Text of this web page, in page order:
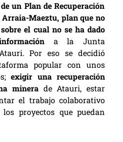
un Plan de Recuperación
Maeztu, plan que no
el cual no se ha dado
a la Junta
Por eso se decidió
popular con unos
exigir una recuperación
minerade Atauri, estar
el trabajo colaborativo
proyectos que puedan